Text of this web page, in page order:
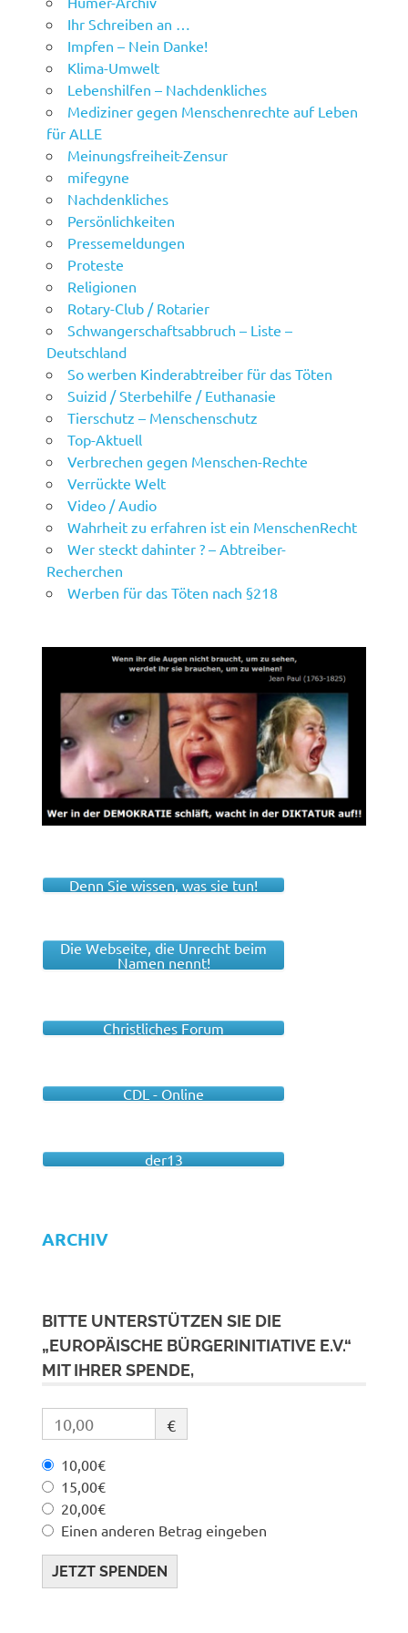
Ihr Schreiben an …
Impfen – Nein Danke!
Klima-Umwelt
Lebenshilfen – Nachdenkliches
Mediziner gegen Menschenrechte auf Leben
für ALLE
Meinungsfreiheit-Zensur
mifegyne
Nachdenkliches
Persönlichkeiten
Pressemeldungen
Proteste
Religionen
Rotary-Club / Rotarier
Schwangerschaftsabbruch – Liste –
Deutschland
So werben Kinderabtreiber für das Töten
Suizid / Sterbehilfe / Euthanasie
Tierschutz – Menschenschutz
Top-Aktuell
Verbrechen gegen Menschen-Rechte
Verrückte Welt
Video / Audio
Wahrheit zu erfahren ist ein MenschenRecht
Wer steckt dahinter ? – Abtreiber-
Recherchen
Werben für das Töten nach §218
Denn Sie wissen, was sie tun!
Die Webseite, die Unrecht beim
Namen nennt!
Christliches Forum
CDL - Online
der13
ARCHIV
BITTE UNTERSTÜTZEN SIE DIE
„EUROPÄISCHE BÜRGERINITIATIVE E.V.“
MIT IHRER SPENDE,
€
10,00€
15,00€
20,00€
Einen anderen Betrag eingeben
JETZT SPENDEN